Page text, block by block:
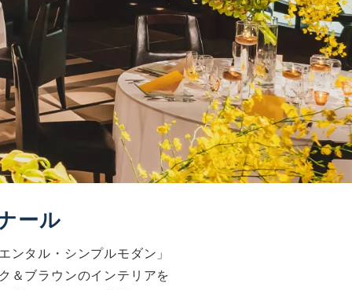
ール
ンタル・シンプルモダン」
＆ブラウンのインテリアを